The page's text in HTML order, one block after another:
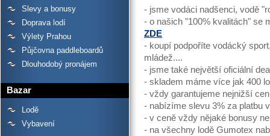
Slevy a bonusy
Doprava lodí
Výlety Prahou
Půjčovna paddleboardů
Dlouhodobý pronájem
Bazar
Lodě
Vybavení
- jsme vodáci nadšenci, vodě
- o našich "100% kvalitách" se
ZDE
- koupí podpoříte vodácký
mládež....
- jsme také největší oficiální
- skladem máme více jak 400
- vždy garantujeme nejnižší
- nabízíme slevu 3% za platbu
- v ceně vždy nějaké bonusy
- na všechny lodě Gumotex